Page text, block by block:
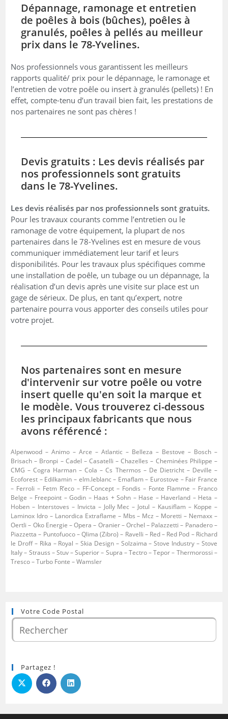
Dépannage, ramonage et entretien
de poêles à bois (bûches), poêles à
granulés, poêles à pellés au meilleur
prix dans le 78-Yvelines.
Nos professionnels vous garantissent les meilleurs
rapports qualité/ prix pour le dépannage, le ramonage et
l’entretien de votre poêle ou insert à granulés (pellets) ! En
effet, compte-tenu d’un travail bien fait, les prestations de
nos partenaires ne sont pas chères !
Devis gratuits : Les devis réalisés par
nos professionnels sont gratuits
dans le 78-Yvelines.
Les devis réalisés par nos professionnels sont gratuits.
Pour les travaux courants comme l’entretien ou le
ramonage de votre équipement, la plupart de nos
partenaires dans le 78-Yvelines est en mesure de vous
communiquer immédiatement leur tarif et leurs
disponibilités. Pour les travaux plus spécifiques comme
une installation de poêle, un tubage ou un dépannage, la
réalisation d’un devis après une visite sur place est un
gage de sérieux. De plus, en tant qu’expert, notre
partenaire pourra vous apporter des conseils utiles pour
votre projet.
Nos partenaires sont en mesure
d'intervenir sur votre poêle ou votre
insert quelle qu'en soit la marque et
le modèle. Vous trouverez ci-dessous
les principaux fabricants que nous
avons référencé :
Alpenwood – Animo – Arce – Atlantic – Belleza – Bestove – Bosch –
Brisach – Bronpi – Cadel – Casatelli – Chazelles – Cheminées Philippe –
CMG – Cogra Harman – Cola – Cs Thermos – De Dietricht – Deville –
Ecoforest – Edilkamin – elm.leblanc – Emaflam – Eurostove – Fair France
– Ferroli – Fetm R’eco – FF-Concept – Fondis – Fonte Flamme – Franco
Belge – Freepoint – Godin – Haas + Sohn – Hase – Haverland – Heta –
Hoben – Interstoves – Invicta – Jolly Mec – Jotul – Kausiflam – Koppe –
Laminox Idro – Lanordica Extraflame – Mbs – Mcz – Moretti – Nemaxx –
Oertli – Oko Energie – Opera – Oranier – Orchel – Palazzetti – Panadero –
Piazzetta – Puntofuoco – Qlima (Zibro) – Ravelli – Red – Red Pod – Richard
le Droff – Rika – Royal – Skia Design – Solzaima – Stove Industry – Stove
Italy – Strauss – Stuv – Superior – Supra – Tectro – Tepor – Thermorossi –
Tresco – Turbo Fonte – Wamsler
Votre Code Postal
Partagez !